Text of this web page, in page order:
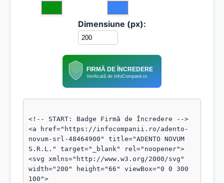
Dimensiune (px):
FIRMĂ DE ÎNCREDERE
Verificată de InfoCompanii.ro
<!-- START: Badge Firmă de Încredere -->
<a href="https://infocompanii.ro/adento-
novum-srl-48464900" title="ADENTO NOVUM
S.R.L." target="_blank" rel="noopener">
<svg xmlns="http://www.w3.org/2000/svg"
width="200" height="66" viewBox="0 0 300
100">